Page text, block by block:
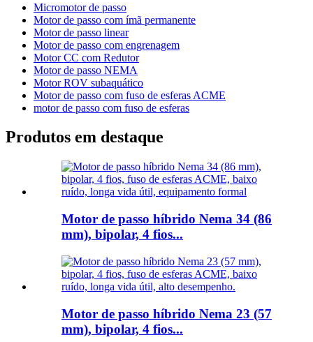
Micromotor de passo
Motor de passo com ímã permanente
Motor de passo linear
Motor de passo com engrenagem
Motor CC com Redutor
Motor de passo NEMA
Motor ROV subaquático
Motor de passo com fuso de esferas ACME
motor de passo com fuso de esferas
Produtos em destaque
Motor de passo híbrido Nema 34 (86
mm), bipolar, 4 fios...
Motor de passo híbrido Nema 23 (57
mm), bipolar, 4 fios...